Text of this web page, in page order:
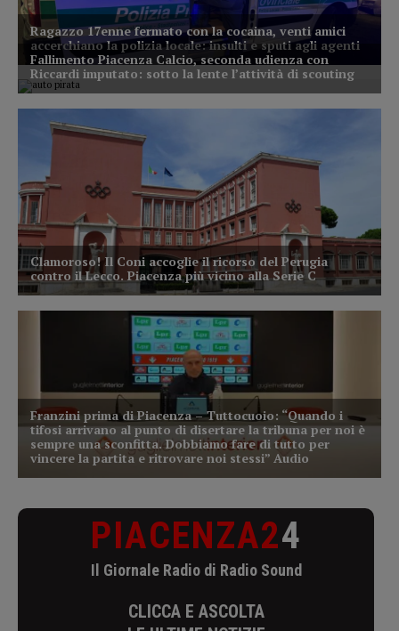
PIACENZA24
Il Giornale Radio di Radio Sound
CLICCA E ASCOLTA